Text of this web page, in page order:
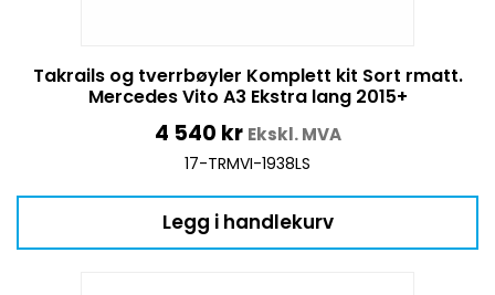
Takrails og tverrbøyler Komplett kit Sort rmatt.
Mercedes Vito A3 Ekstra lang 2015+
4 540 kr Ekskl. MVA
17-TRMVI-1938LS
Legg i handlekurv